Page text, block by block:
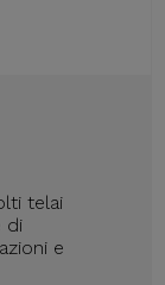
telai
di
e